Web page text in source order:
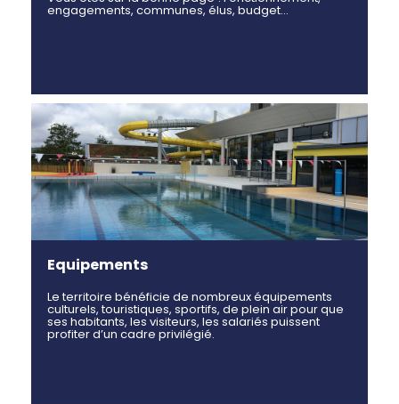
engagements, communes, élus, budget…
Equipements
Le territoire bénéficie de nombreux équipements
culturels, touristiques, sportifs, de plein air pour que
ses habitants, les visiteurs, les salariés puissent
profiter d’un cadre privilégié.